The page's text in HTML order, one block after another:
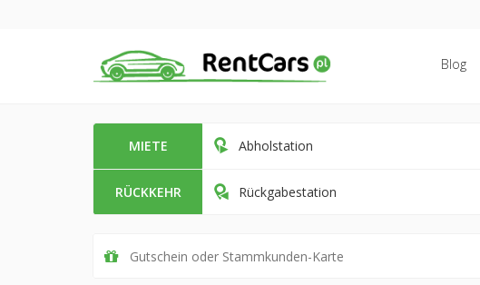
Blog
MIETE Abholstation
RÜCKKEHR Rückgabestation